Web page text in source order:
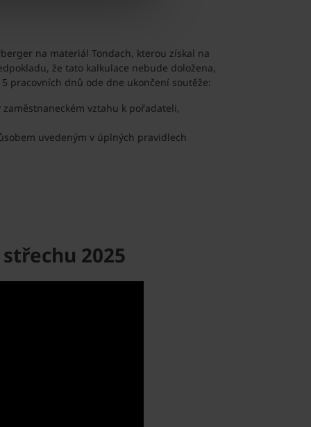
na materiál Tondach, kterou získal na
že tato kalkulace nebude doložena,
pracovních dnů ode dne ukončení soutěže:
vztahu k pořadateli,
uvedeným v úplných pravidlech
2025